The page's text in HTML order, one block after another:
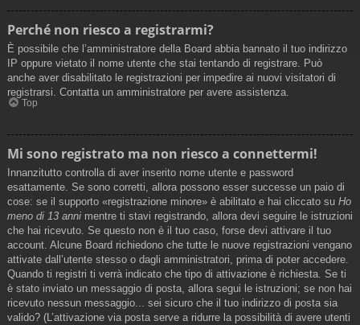
Perché non riesco a registrarmi?
È possibile che l’amministratore della Board abbia bannato il tuo indirizzo
IP oppure vietato il nome utente che stai tentando di registrare. Può
anche aver disabilitato le registrazioni per impedire ai nuovi visitatori di
registrarsi. Contatta un amministratore per avere assistenza.
Top
Mi sono registrato ma non riesco a connettermi!
Innanzitutto controlla di aver inserito nome utente e password
esattamente. Se sono corretti, allora possono esser successe un paio di
cose: se il supporto «registrazione minore» è abilitato e hai cliccato su Ho
meno di 13 anni mentre ti stavi registrando, allora devi seguire le istruzioni
che hai ricevuto. Se questo non è il tuo caso, forse devi attivare il tuo
account. Alcune Board richiedono che tutte le nuove registrazioni vengano
attivate dall’utente stesso o dagli amministratori, prima di poter accedere.
Quando ti registri ti verrà indicato che tipo di attivazione è richiesta. Se ti
è stato inviato un messaggio di posta, allora segui le istruzioni; se non hai
ricevuto nessun messaggio... sei sicuro che il tuo indirizzo di posta sia
valido? (L’attivazione via posta serve a ridurre la possibilità di avere utenti